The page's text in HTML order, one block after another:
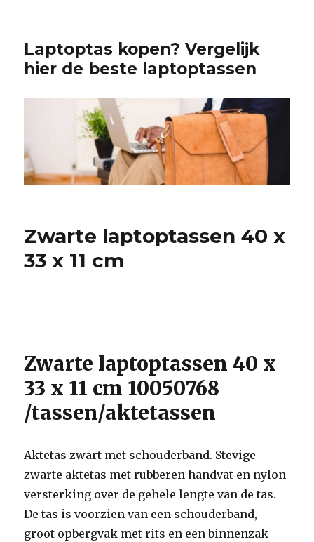
Laptoptas kopen? Vergelijk
hier de beste laptoptassen
Zwarte laptoptassen 40 x
33 x 11 cm
Zwarte laptoptassen 40 x
33 x 11 cm 10050768
/tassen/aktetassen
Aktetas zwart met schouderband. Stevige
zwarte aktetas met rubberen handvat en nylon
versterking over de gehele lengte van de tas.
De tas is voorzien van een schouderband,
groot opbergvak met rits en een binnenzak